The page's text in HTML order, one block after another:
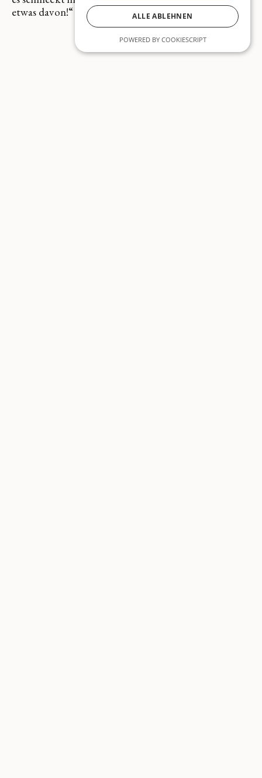
etwas davon!“
ALLE ABLEHNEN
POWERED BY COOKIESCRIPT